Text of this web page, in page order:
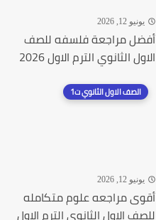
يونيو 12, 2026
أفضل مراجعة فلسفه للصف
الاول الثانوي الترم الاول 2026
الصف الاول الثانوي ت1
يونيو 12, 2026
أقوى مراجعه علوم متكامله
للصف الاول الثانوي الترم الاول